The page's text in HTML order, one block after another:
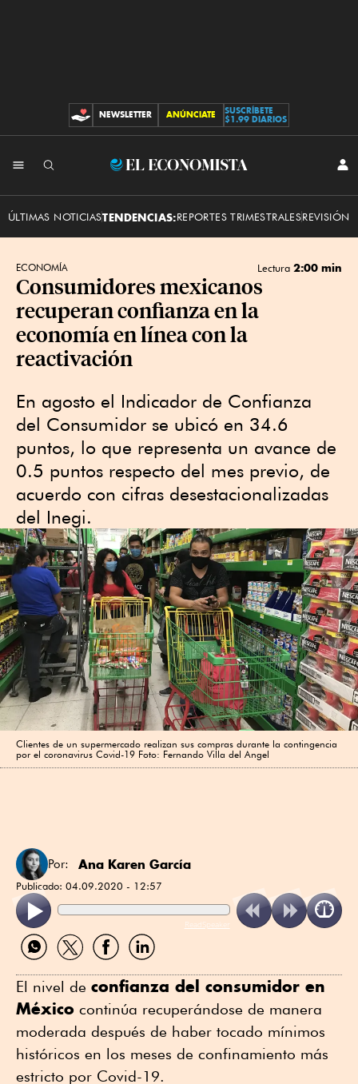
CONTRIBUCIONES
NEWSLETTER ANÚNCIATE
SUSCRÍBETE
$1.99 DIARIOS
El
ÚLTIMAS NOTICIASTENDENCIAS:REPORTES TRIMESTRALESREVISIÓN
ECONOMÍA Lectura 2:00 min
Consumidores mexicanos
recuperan confianza en la
economía en línea con la
reactivación
En agosto el Indicador de Confianza
del Consumidor se ubicó en 34.6
puntos, lo que representa un avance de
0.5 puntos respecto del mes previo, de
acuerdo con cifras desestacionalizadas
del Inegi.
Clientes de un supermercado realizan sus compras durante la contingencia
por el coronavirus Covid-19 Foto: Fernando Villa del Angel
Por: Ana Karen García
Publicado: 04.09.2020 - 12:57
ReadSpeaker
Compartir
por
Compartir
por
Compartir
por
Compartir
por
El nivel de confianza del consumidor en
México continúa recuperándose de manera
moderada después de haber tocado mínimos
históricos en los meses de confinamiento más
estricto por Covid-19.